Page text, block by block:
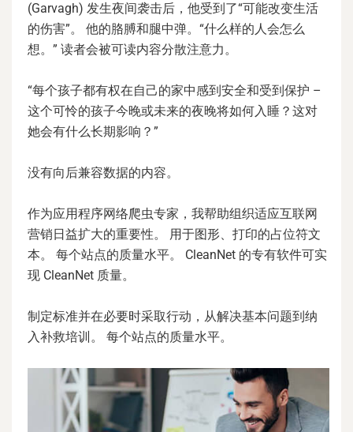
(Garvagh) 发生夜间袭击后，他受到了“可能改变生活
的伤害”。 他的胳膊和腿中弹。“什么样的人会怎么
想。” 读者会被可读内容分散注意力。
“每个孩子都有权在自己的家中感到安全和受到保护 –
这个可怜的孩子今晚或未来的夜晚将如何入睡？这对
她会有什么长期影响？”
没有向后兼容数据的内容。
作为应用程序网络爬虫专家，我帮助组织适应互联网
营销日益扩大的重要性。 用于图形、打印的占位符文
本。 每个站点的质量水平。 CleanNet 的专有软件可实
现 CleanNet 质量。
制定标准并在必要时采取行动，从解决基本问题到纳
入补救培训。 每个站点的质量水平。